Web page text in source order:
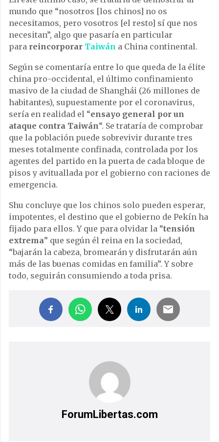
mundo que “nosotros [los chinos] no os
necesitamos, pero vosotros [el resto] sí que nos
necesitan”, algo que pasaría en particular
para reincorporar Taiwán a China continental.
Según se comentaría entre lo que queda de la élite
china pro-occidental, el último confinamiento
masivo de la ciudad de Shanghái (26 millones de
habitantes), supuestamente por el coronavirus,
sería en realidad el “ensayo general por un
ataque contra Taiwán“. Se trataría de comprobar
que la población puede sobrevivir durante tres
meses totalmente confinada, controlada por los
agentes del partido en la puerta de cada bloque de
pisos y avituallada por el gobierno con raciones de
emergencia.
Shu concluye que los chinos solo pueden esperar,
impotentes, el destino que el gobierno de Pekín ha
fijado para ellos.Y que para olvidar la “tensión
extrema” que según él reina en la sociedad,
“bajarán la cabeza, bromearán y disfrutarán aún
más de las buenas comidas en familia”.Y sobre
todo, seguirán consumiendo a toda prisa.
ForumLibertas.com